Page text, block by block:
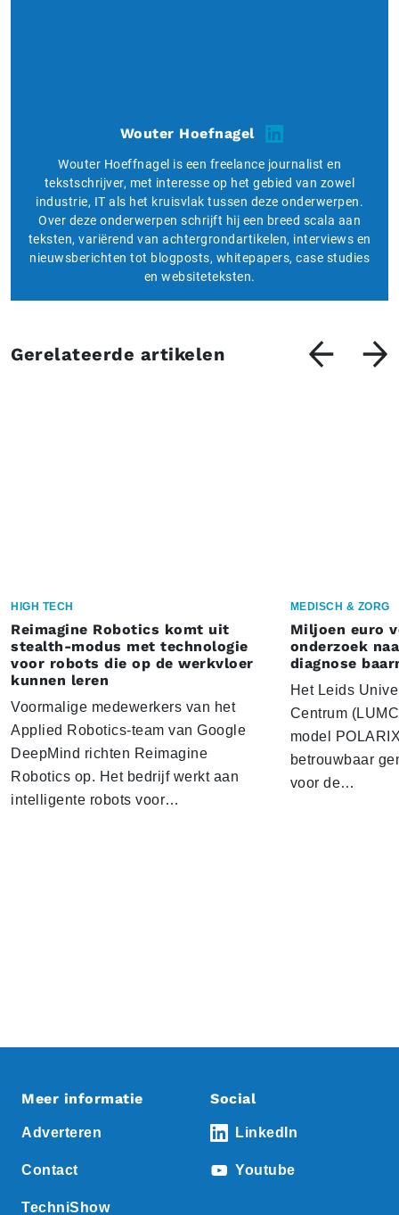
Wouter Hoefnagel
Wouter Hoeffnagel is een freelance journalist en
tekstschrijver, met interesse op het gebied van zowel
industrie, IT als het kruisvlak tussen deze onderwerpen.
Over deze onderwerpen schrijft hij een breed scala aan
teksten, variërend van achtergrondartikelen, interviews en
nieuwsberichten tot blogposts, whitepapers, case studies
en websiteteksten.
Gerelateerde artikelen
HIGH TECH
Reimagine Robotics komt uit
stealth-modus met technologie
voor robots die op de werkvloer
kunnen leren
Voormalige medewerkers van het
Applied Robotics-team van Google
DeepMind richten Reimagine
Robotics op. Het bedrijf werkt aan
intelligente robots voor…
MEDISCH & ZORG
Miljoen euro
onderzoek
diagnose
Het Leids
Centrum
model
betrouwbaar
voor de…
Meer informatie
Adverteren
Contact
TechniShow
Social
LinkedIn
Youtube